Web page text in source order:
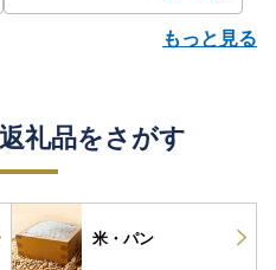
もっと見る
礼品をさがす
米・パン